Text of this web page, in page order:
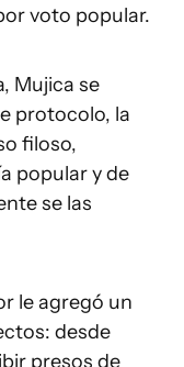
voto popular.
Mujica se
protocolo, la
filoso,
popular y de
se las
le agregó un
desde
presos de